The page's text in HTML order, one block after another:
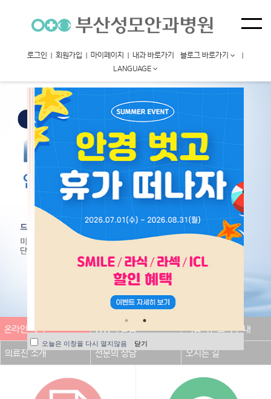
로그인 | 회원가입 | 마이페이지 | 내과 바로가기 블로그 바로가기
|
LANGUAGE
온라인 예약 증명서 발급 비급여진료비 안내
의료진 소개 전문의 상담 오시는 길
오늘은 이창을 다시 열지않음 닫기